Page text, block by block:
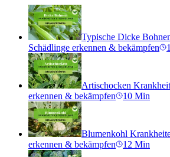
Typische Dicke
Schädlinge erkennen & bekämpfen
Artischocken
erkennen & bekämpfen
10 Min
Blumenkohl
erkennen & bekämpfen
12 Min